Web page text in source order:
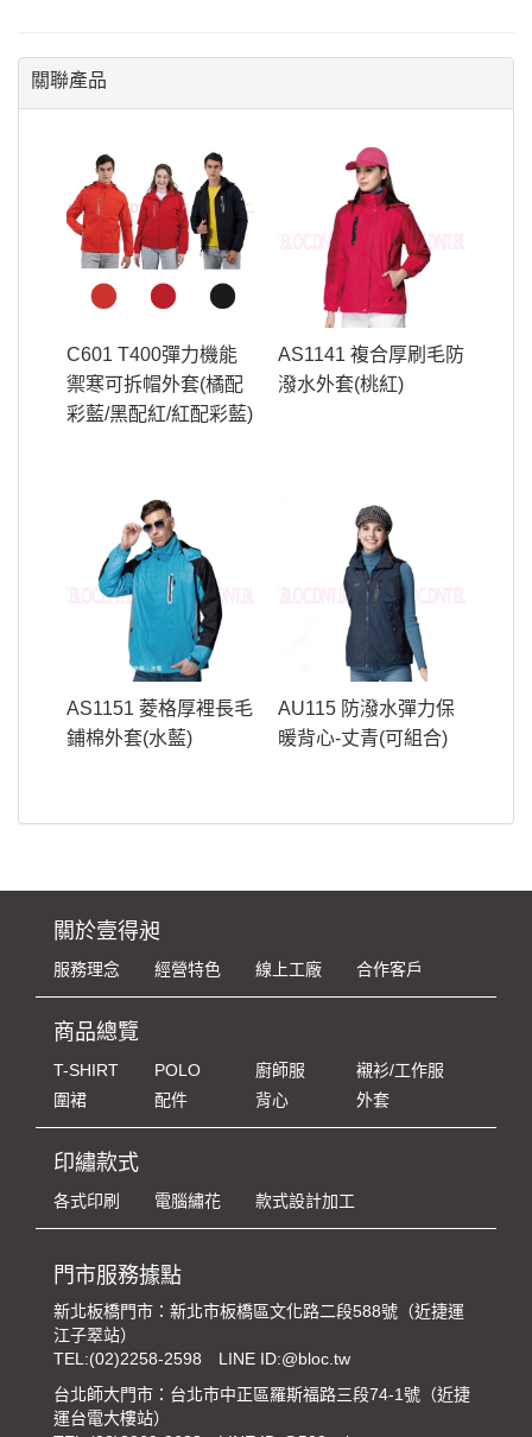
關聯產品
C601 T400彈力機能
禦寒可拆帽外套(橘配
彩藍/黑配紅/紅配彩藍)
AS1141 複合厚刷毛防
潑水外套(桃紅)
AS1151 菱格厚裡長毛
鋪棉外套(水藍)
AU115 防潑水彈力保
暖背心-丈青(可組合)
關於壹得昶
服務理念 經營特色 線上工廠 合作客戶
商品總覽
T-SHIRT POLO 廚師服
襯衫/工作服
圍裙
配件 背心 外套
印繡款式
各式印刷 電腦繡花 款式設計加工
門市服務據點
新北板橋門市：新北市板橋區文化路二段588號（近捷運
江子翠站）
TEL:(02)2258-2598
LINE ID:@bloc.tw
台北師大門市：台北市中正區羅斯福路三段74-1號（近捷
運台電大樓站）